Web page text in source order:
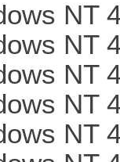
NT
NT
NT
NT
NT